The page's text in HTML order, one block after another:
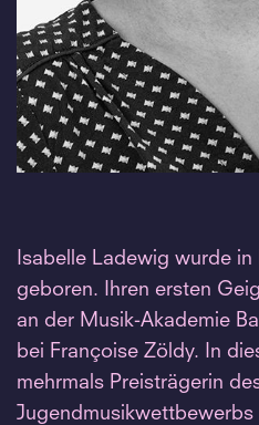
Isabelle Ladewig wurde
geboren. Ihren ersten
an der Musik-Akademie
bei Françoise Zöldy. In
mehrmals Preisträgerin
Jugendmusikwettbewerbs